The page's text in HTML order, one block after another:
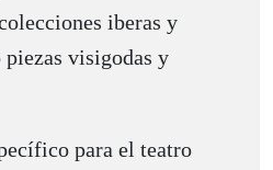
iberas y
piezas visigodas y
para el teatro